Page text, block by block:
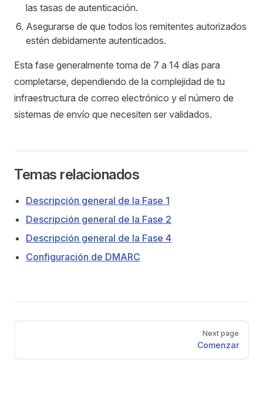
las tasas de autenticación.
Asegurarse de que todos los remitentes autorizados
estén debidamente autenticados.
Esta fase generalmente toma de 7 a 14 días para
completarse, dependiendo de la complejidad de tu
infraestructura de correo electrónico y el número de
sistemas de envío que necesiten ser validados.
Temas relacionados
Descripción general de la Fase 1
Descripción general de la Fase 2
Descripción general de la Fase 4
Configuración de DMARC
Pager
Next page
Comenzar